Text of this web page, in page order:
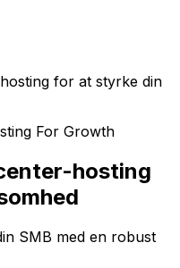
for at styrke din
For Growth
hosting
SMB med en robust